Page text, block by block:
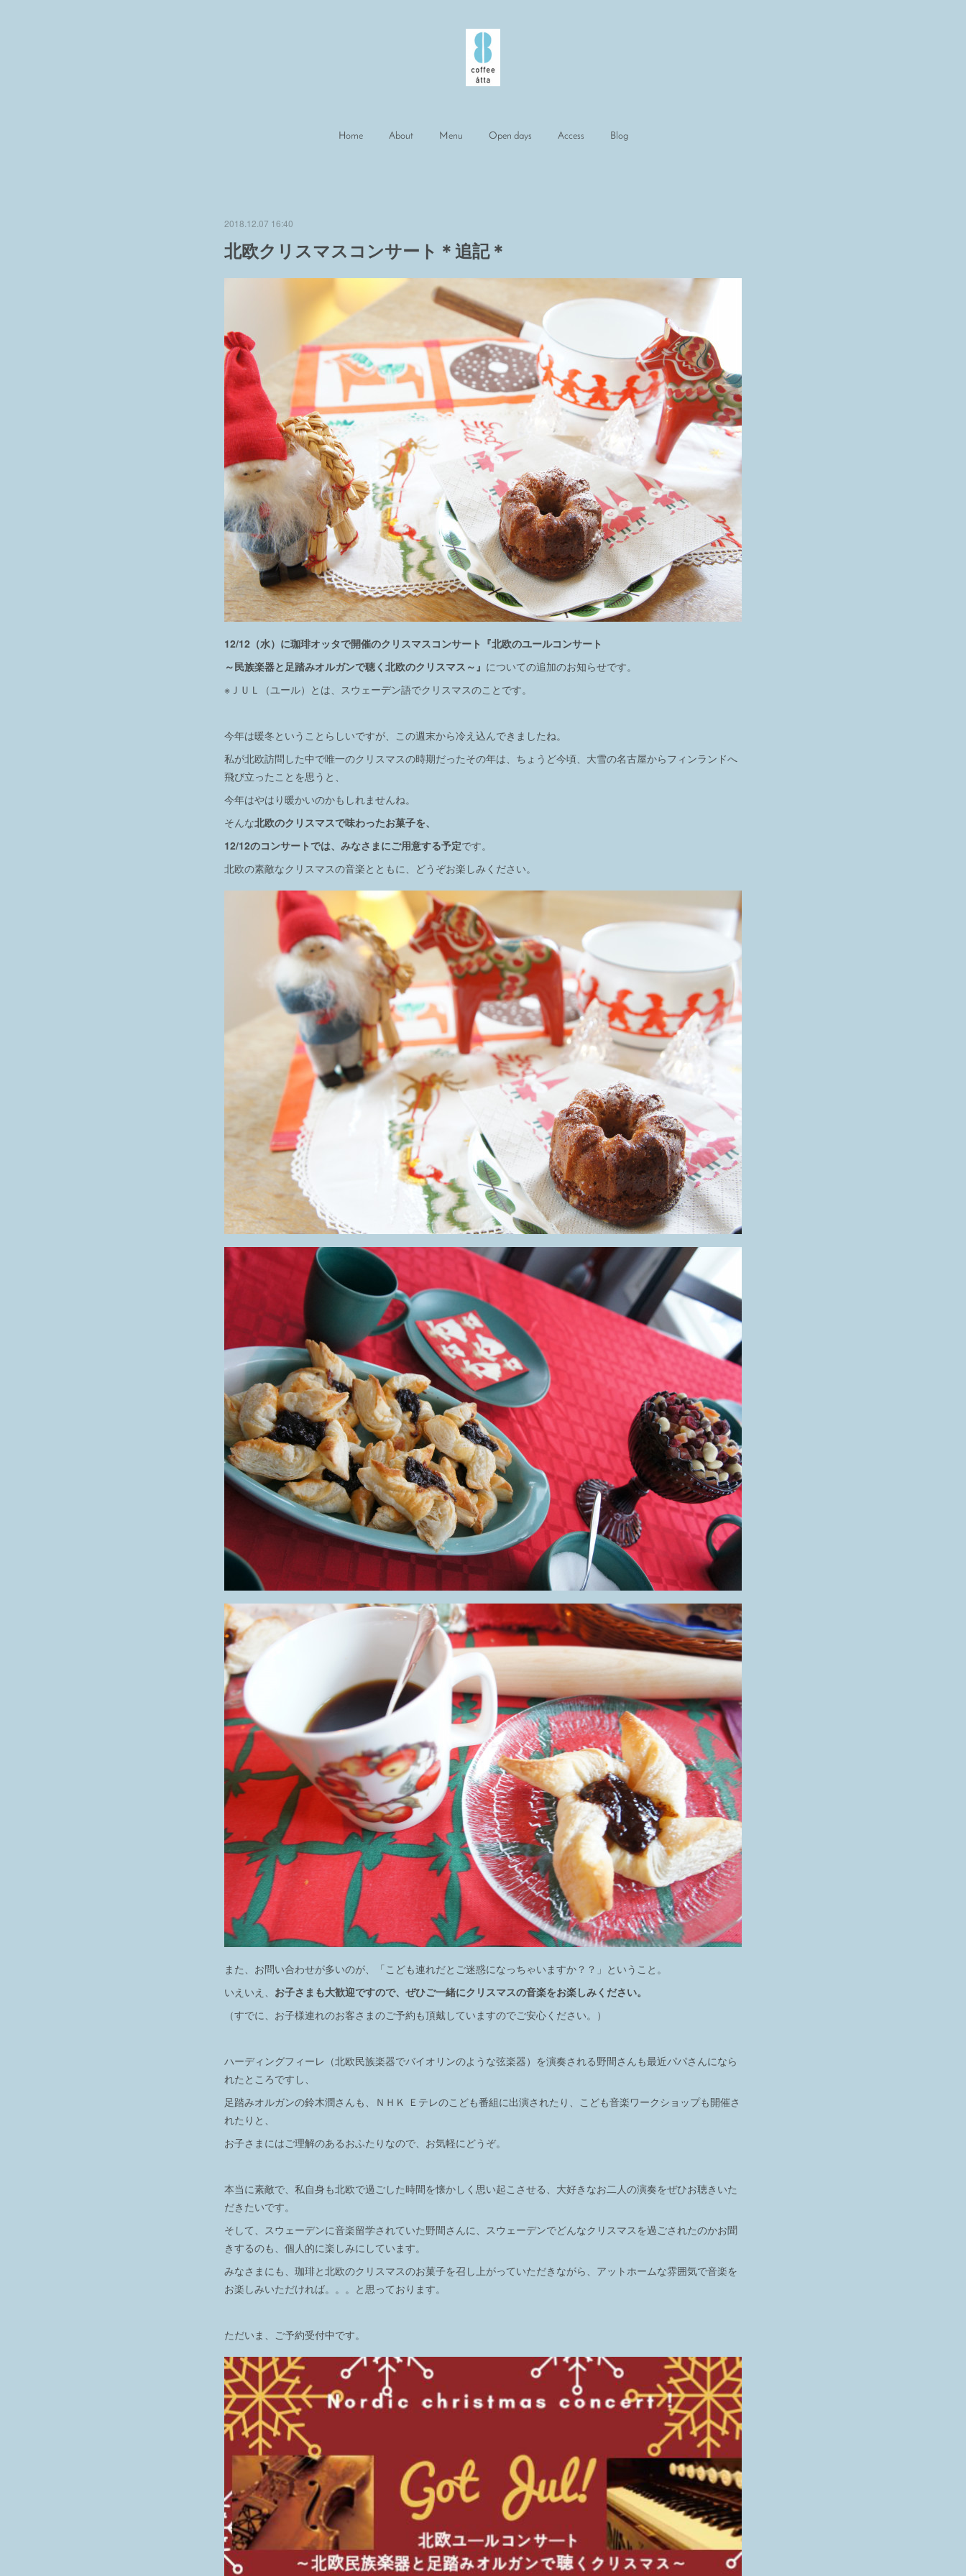
Home About Menu Open days Access Blog
2018.12.07 16:40
北欧クリスマスコンサート＊追記＊
12/12（水）に珈琲オッタで開催のクリスマスコンサート『北欧のユールコンサート
～民族楽器と足踏みオルガンで聴く北欧のクリスマス～』 についての追加のお知らせです。
※ＪＵＬ（ユール）とは、スウェーデン語でクリスマスのことです。
今年は暖冬ということらしいですが、この週末から冷え込んできましたね。
私が北欧訪問した中で唯一のクリスマスの時期だったその年は、ちょうど今頃、大雪の名古屋からフィンランドへ
飛び立ったことを思うと、
今年はやはり暖かいのかもしれませんね。
そんな北欧のクリスマスで味わったお菓子を、
12/12のコンサートでは、みなさまにご用意する予定です。
北欧の素敵なクリスマスの音楽とともに、どうぞお楽しみください。
また、お問い合わせが多いのが、「こども連れだとご迷惑になっちゃいますか？？」ということ。
いえいえ、 お子さまも大歓迎ですので、ぜひご一緒にクリスマスの音楽をお楽しみください。
（すでに、お子様連れのお客さまのご予約も頂戴していますのでご安心ください。）
ハーディングフィーレ（北欧民族楽器でバイオリンのような弦楽器）を演奏される野間さんも最近パパさんになら
れたところですし、
足踏みオルガンの鈴木潤さんも、ＮＨＫ Ｅテレのこども番組に出演されたり、こども音楽ワークショップも開催さ
れたりと、
お子さまにはご理解のあるおふたりなので、お気軽にどうぞ。
本当に素敵で、私自身も北欧で過ごした時間を懐かしく思い起こさせる、大好きなお二人の演奏をぜひお聴きいた
だきたいです。
そして、スウェーデンに音楽留学されていた野間さんに、スウェーデンでどんなクリスマスを過ごされたのかお聞
きするのも、個人的に楽しみにしています。
みなさまにも、珈琲と北欧のクリスマスのお菓子を召し上がっていただきながら、アットホームな雰囲気で音楽を
お楽しみいただければ。。。と思っております。
ただいま、ご予約受付中です。